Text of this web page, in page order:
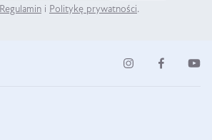
Regulamin i Politykę prywatności.